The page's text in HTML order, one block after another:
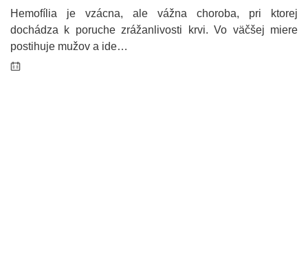
Hemofília je vzácna, ale vážna choroba, pri ktorej
dochádza k poruche zrážanlivosti krvi. Vo väčšej miere
postihuje mužov a ide…